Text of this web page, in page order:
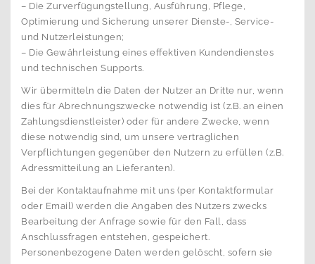
– Die Zurverfügungstellung, Ausführung, Pflege,
Optimierung und Sicherung unserer Dienste-, Service-
und Nutzerleistungen;
– Die Gewährleistung eines effektiven Kundendienstes
und technischen Supports.
Wir übermitteln die Daten der Nutzer an Dritte nur, wenn
dies für Abrechnungszwecke notwendig ist (z.B. an einen
Zahlungsdienstleister) oder für andere Zwecke, wenn
diese notwendig sind, um unsere vertraglichen
Verpflichtungen gegenüber den Nutzern zu erfüllen (z.B.
Adressmitteilung an Lieferanten).
Bei der Kontaktaufnahme mit uns (per Kontaktformular
oder Email) werden die Angaben des Nutzers zwecks
Bearbeitung der Anfrage sowie für den Fall, dass
Anschlussfragen entstehen, gespeichert.
Personenbezogene Daten werden gelöscht, sofern sie